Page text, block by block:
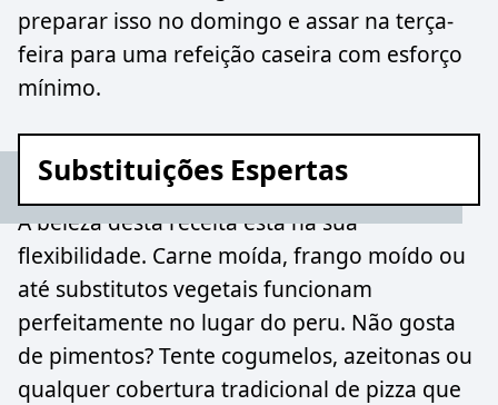
preparar isso no domingo e assar na terça-
feira para uma refeição caseira com esforço
mínimo.
Substituições Espertas
A beleza desta receita está na sua
flexibilidade. Carne moída, frango moído ou
até substitutos vegetais funcionam
perfeitamente no lugar do peru. Não gosta
de pimentos? Tente cogumelos, azeitonas ou
qualquer cobertura tradicional de pizza que